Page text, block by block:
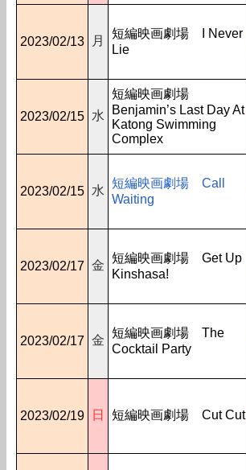
2023/02/13 月
短編映画劇場 I Never
Lie
2023/02/15 水
短編映画劇場
Benjamin’s Last Day At
Katong Swimming
Complex
2023/02/15 水
短編映画劇場 Call
Waiting
2023/02/17 金
短編映画劇場 Get Up
Kinshasa!
2023/02/17 金
短編映画劇場 The
Cocktail Party
2023/02/19 日 短編映画劇場 Cut Cut